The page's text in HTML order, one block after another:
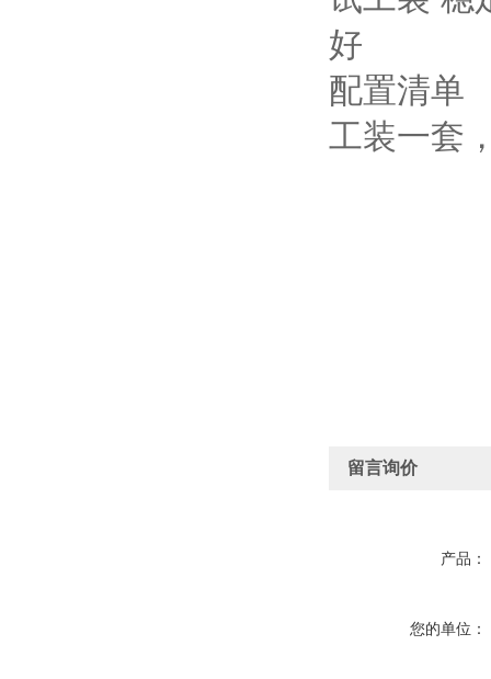
配置清单
工装一套
留言询价
产品：
您的单位：